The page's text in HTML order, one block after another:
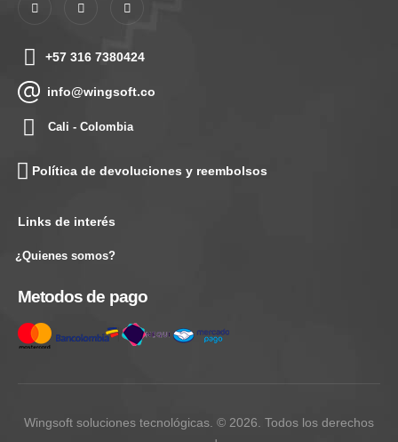
+57 316 7380424
info@wingsoft.co
Cali - Colombia
Política de devoluciones y reembolsos
Links de interés
¿Quienes somos?
Metodos de pago
Wingsoft soluciones tecnológicas. © 2026. Todos los derechos